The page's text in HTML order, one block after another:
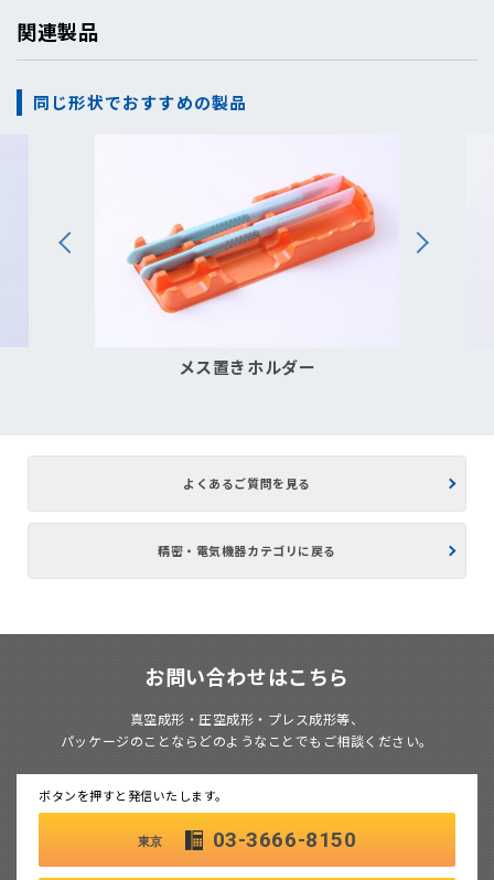
関連製品
同じ形状でおすすめの製品
メス置きホルダー
よくあるご質問を見る
精密・電気機器カテゴリに戻る
お問い合わせはこちら
真空成形・圧空成形・プレス成形等、
パッケージのことならどのようなことでもご相談ください。
ボタンを押すと発信いたします。
東京 03-3666-8150